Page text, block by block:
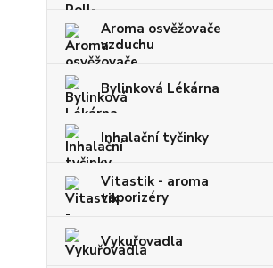
Aroma osvěžovače
vzduchu
Bylinková Lékárna
Inhalační tyčinky
Vitastik - aroma
vaporizéry
Vykuřovadla